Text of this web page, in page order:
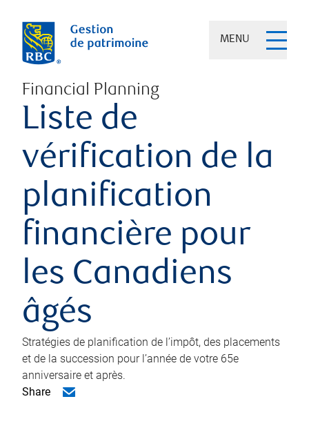
MENU
Financial Planning
Liste de
vérification de la
planification
financière pour
les Canadiens
âgés
Stratégies de planification de l’impôt, des placements
et de la succession pour l’année de votre 65e
anniversaire et après.
Share